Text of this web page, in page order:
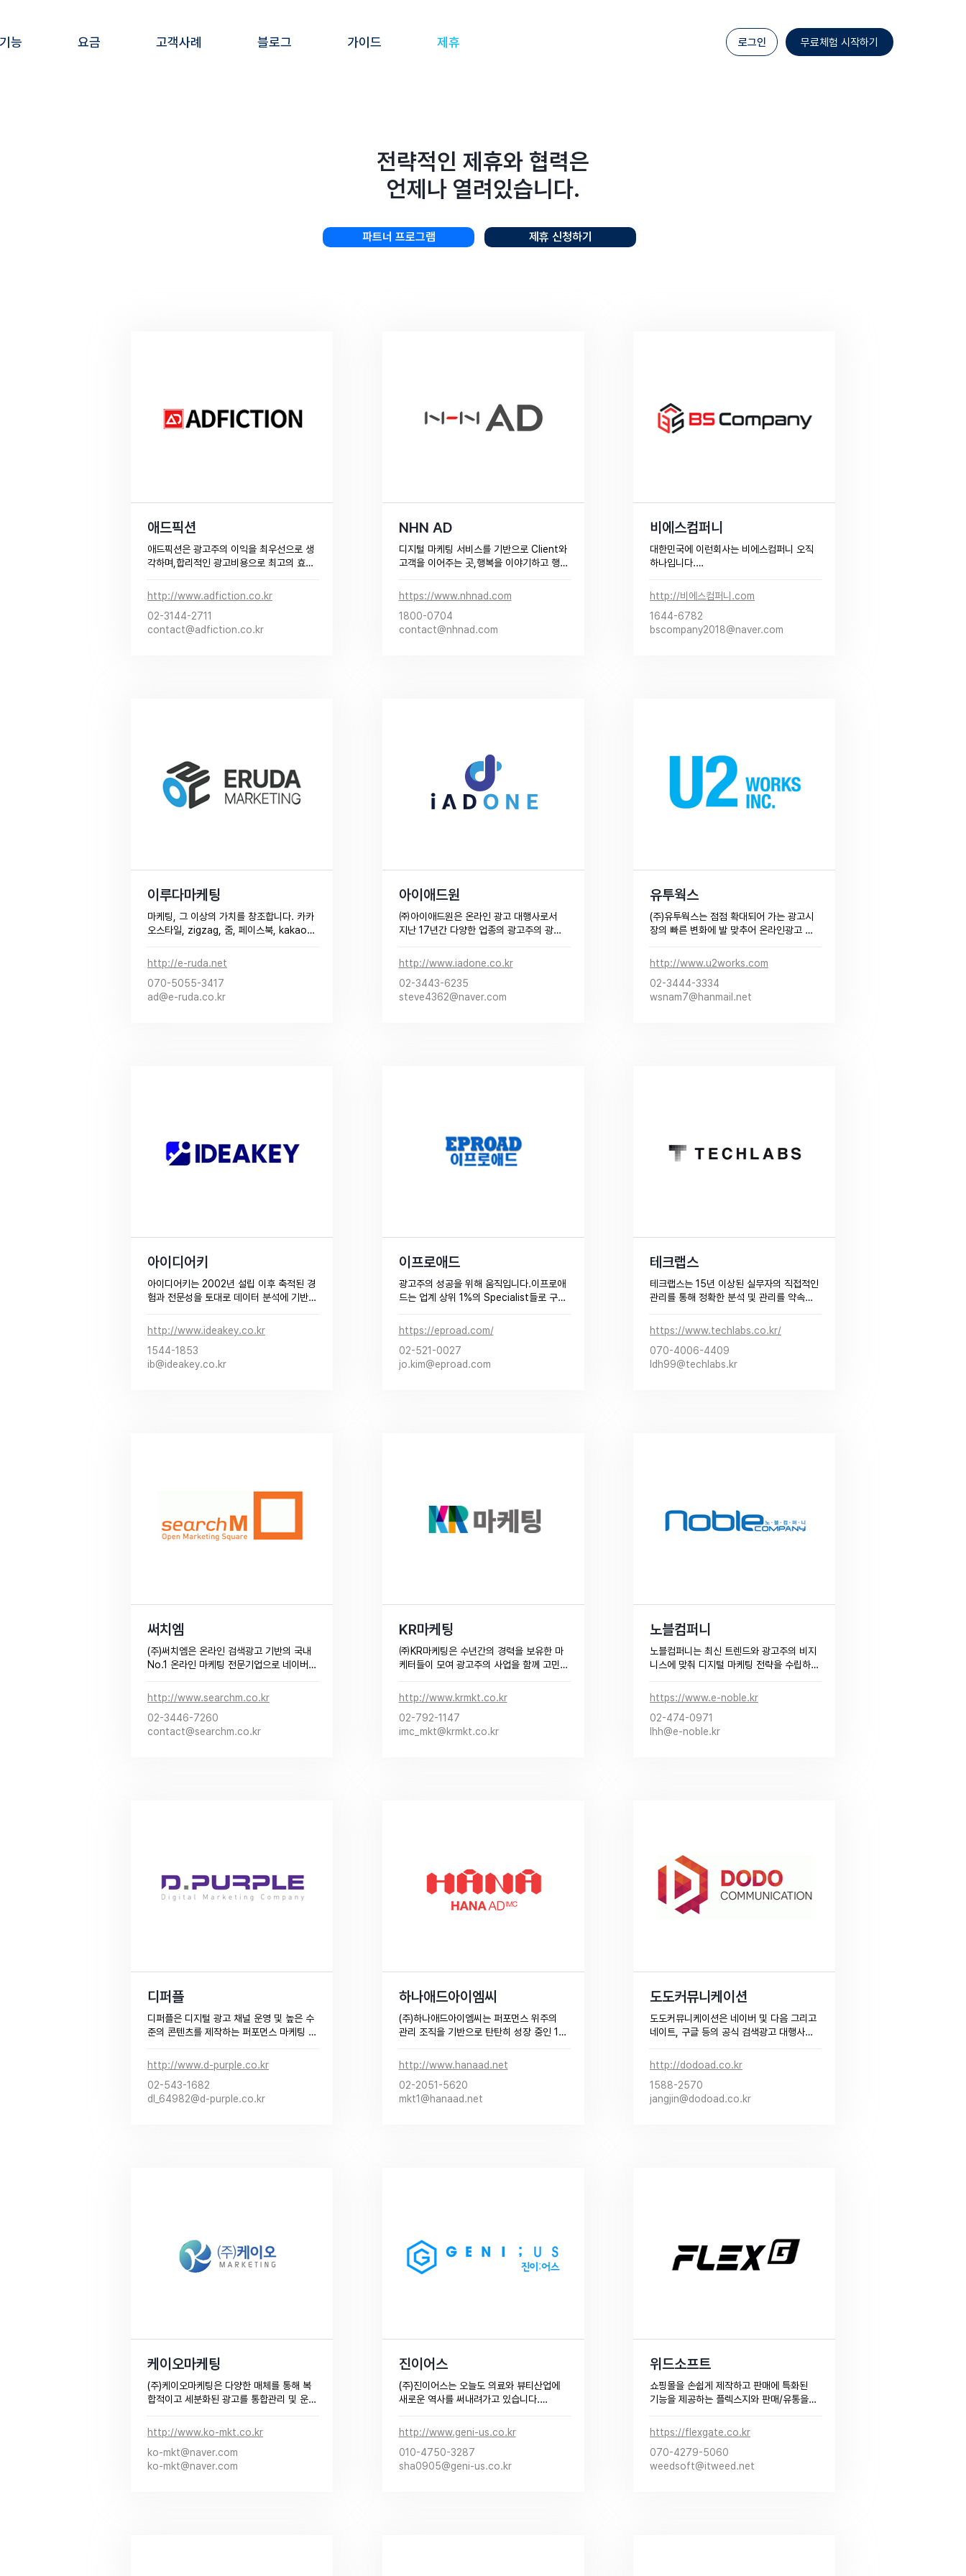
능 요금 고객사례 블로그 가이드 제휴 로그인 무료체험 시작하기
전략적인 제휴와 협력은
언제나 열려있습니다.
파트너 프로그램 제휴 신청하기
애드픽션
애드픽션은 광고주의 이익을 최우선으로 생
각하며,합리적인 광고비용으로 최고의 효율
하는 온라인 마케팅 대행사 입니다.​
http://www.adfiction.co.kr
02-3144-2711
contact@adfiction.co.kr
이루다마케팅
마케팅, 그 이상의 가치를 창조합니다. 카카
오스타일, zigzag, 줌, 페이스북, kakao,
http://e-ruda.net
070-5055-3417
ad@e-ruda.co.kr
아이디어키
아이디어키는 2002년 설립 이후 축적된 경
험과 전문성을 토대로 데이터 분석에 기반
니다.
디지털 마케팅 전문 대행사 아이디어키와
함께 최적의 비즈니스 인사이트를 발견해보
세요!​
http://www.ideakey.co.kr
1544-1853
ib@ideakey.co.kr
써치엠
(주)써치엠은 온라인 검색광고 기반의 국내
No.1 온라인 마케팅 전문기업으로 네이버,
회사입니다.
http://www.searchm.co.kr
02-3446-7260
contact@searchm.co.kr
디퍼플
디퍼플은 디지털 광고 채널 운영 및 높은 수
준의 콘텐츠를 제작하는 퍼포먼스 마케팅
수많은 광고 집행 경험과 광고 성과 개선 노
하우를 바탕으로 지금까지 한 번도 경험하
지 못한 퍼포먼스를 약속합니다.​
http://www.d-purple.co.kr
02-543-1682
dl_64982@d-purple.co.kr
케이오마케팅
(주)케이오마케팅은 다양한 매체를 통해 복
합적이고 세분화된 광고를 통합관리 및 운
전문적인 컨설팅과 분석을 통해 효율적인
광고로 광고주와 동반성장을 할 수 있도록
효율적인 맞춤형 마케팅 플랜을 제시합니
다.​
http://www.ko-mkt.co.kr
ko-mkt@naver.com
ko-mkt@naver.com
NHN AD
디지털 마케팅 서비스를 기반으로 Client와
고객을 이어주는 곳,행복을 이야기하고 행
https://www.nhnad.com
1800-0704
contact@nhnad.com
아이애드원
㈜아이애드원은 온라인 광고 대행사로서
지난 17년간 다양한 업종의 광고주의 광고
라인 광고 시장을 선도하고, 당사 광고주 및
신규광고주의 최적화된 퍼포먼스를  실현하
고자 합니다.
마케팅의 모든 고민! 아이애드원과 함께 하
http://www.iadone.co.kr
02-3443-6235
steve4362@naver.com
이프로애드
광고주의 성공을 위해 움직입니다.이프로애
드는 업계 상위 1%의 Specialist들로 구성
다양한 경험으로 클라이언트의 캠페인을 성
공적으로 이끌어냅니다.​
https://eproad.com/
02-521-0027
jo.kim@eproad.com
KR마케팅
㈜KR마케팅은 수년간의 경력을 보유한 마
케터들이 모여 광고주의 사업을 함께 고민
http://www.krmkt.co.kr
02-792-1147
imc_mkt@krmkt.co.kr
하나애드아이엠씨
(주)하나애드아이엠씨는 퍼포먼스 위주의
관리 조직을 기반으로 탄탄히 성장 중인 15
광고주의 KPI에 맞춰 SA, DA, SNS 광고
등을 연계하여 최고를 지향하는 퍼포먼스
캠페인을 만들어가고 있습니다.​
http://www.hanaad.net
02-2051-5620
mkt1@hanaad.net
진이어스
(주)진이어스는 오늘도 의료와 뷰티산업에
새로운 역사를 써내려가고 있습니다.
마케팅 플랫폼을 핵심으로 의료산업 병원경
영지원(MSO) 플랫폼 회사입니다.
의료산업을 넘어서 뷰티산업으로, 그리고
국내를 넘어서 해외로, 그 영역을 혁신적으
http://www.geni-us.co.kr
010-4750-3287
sha0905@geni-us.co.kr
비에스컴퍼니
대한민국에 이런회사는 비에스컴퍼니 오직
하나입니다.
터" 및 기타 통계로그 수집 솔루션을 통하여
보다 심도있는 광고관리와 효율을 보여드립
니다.
항상 남들보다 앞서가는 기업 BS
http://비에스컴퍼니.com
1644-6782
bscompany2018@naver.com
유투웍스
(주)유투웍스는 점점 확대되어 가는 광고시
장의 빠른 변화에 발 맞추어 온라인광고 및
기획,제작,대행하는 업무를 맡고 있습니다.
Client가 목표한 Performance를 얻기 위
하여 전략적 광고 Mix,효과측정, 사후
Report를 통한 피드백까지 최고의 광고 효
http://www.u2works.com
02-3444-3334
wsnam7@hanmail.net
테크랩스
테크랩스는 15년 이상된 실무자의 직접적인
관리를 통해 정확한 분석 및 관리를 약속드
실시간 입찰 관리는 물론, 키워드 발굴, 효
율분석 등 기존대행사와 차별화된 관리로
광고주님께 가장 성공적인 마케팅전략으로
보답하겠습니다​.​
https://www.techlabs.co.kr/
070-4006-4409
ldh99@techlabs.kr
노블컴퍼니
노블컴퍼니는 최신 트렌드와 광고주의 비지
니스에 맞춰 디지털 마케팅 전략을 수립하
데이터를 바탕으로 최고의 퍼포먼스를 내는
온라인 마케팅 전문 기업입니다.​
https://www.e-noble.kr
02-474-0971
lhh@e-noble.kr
도도커뮤니케이션
도도커뮤니케이션은 네이버 및 다음 그리고
네이트, 구글 등의 공식 검색광고 대행사로
설팅 및 이를 통한 디지털 마케팅 관련 퍼포
먼스 극대화 솔루션을 제공하고 있습니다.​
http://dodoad.co.kr
1588-2570
jangjin@dodoad.co.kr
위드소프트
쇼핑몰을 손쉽게 제작하고 판매에 특화된
기능을 제공하는 플렉스지와 판매/유통을
하고 있습니다.
(주)위드소프트는 이커머스 시장에서 경쟁
력을 갖추고 더 나은 미래를 설계할 수 있는
최적의 파트너입니다.
https://flexgate.co.kr
070-4279-5060
weedsoft@itweed.net